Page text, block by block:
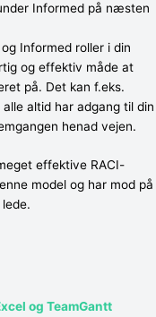
Informed på næsten
Informed roller i din
og effektiv måde at
på. Det kan f.eks.
altid har adgang til din
henad vejen.
effektive RACI-
model og har mod på
og TeamGantt